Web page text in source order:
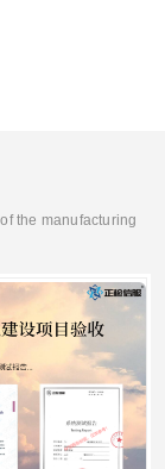
the manufacturing